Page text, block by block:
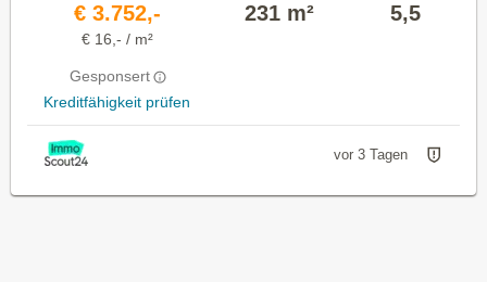
€ 3.752,-
€ 16,- / m²
Gesponsert
Kreditfähigkeit prüfen
231 m² 5,5
vor 3 Tagen